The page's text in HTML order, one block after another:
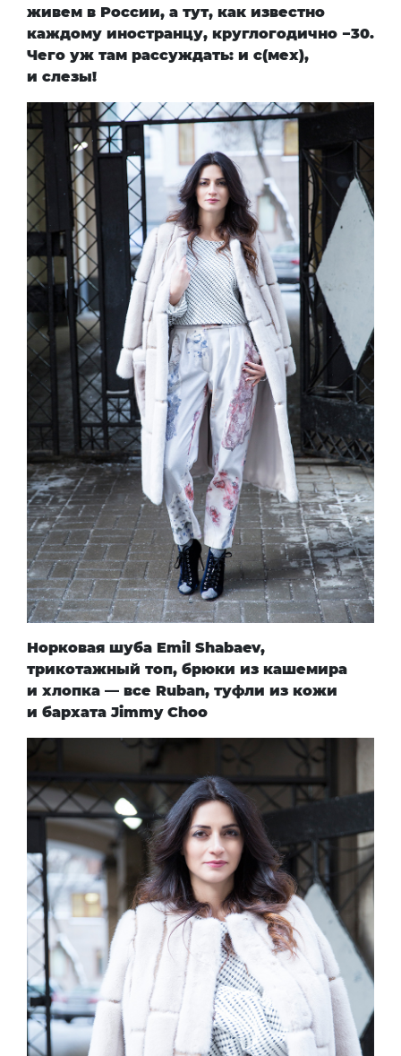
живем в России, а тут, как известно
каждому иностранцу, круглогодично −30.
Чего уж там рассуждать: и с(мех),
и слезы!
Норковая шуба Emil Shabaev,
трикотажный топ, брюки из кашемира
и хлопка — все Ruban, туфли из кожи
и бархатаJimmy Choo